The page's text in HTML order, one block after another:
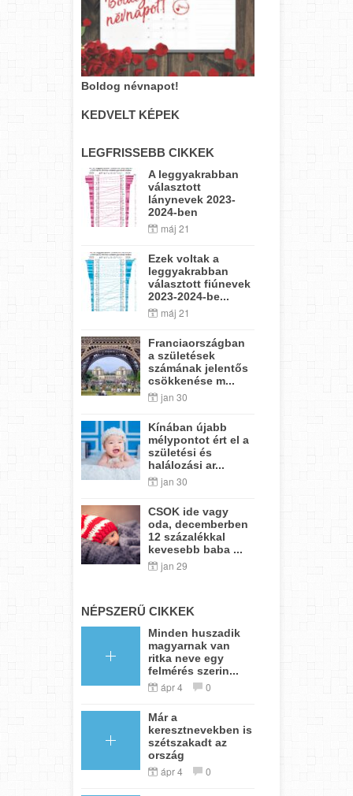
Boldog névnapot!
KEDVELT KÉPEK
LEGFRISSEBB CIKKEK
A leggyakrabban
választott
lánynevek 2023-
2024-ben
máj 21
Ezek voltak a
leggyakrabban
választott fiúnevek
2023-2024-be...
máj 21
Franciaországban
a születések
számának jelentős
csökkenése m...
jan 30
Kínában újabb
mélypontot ért el a
születési és
halálozási ar...
jan 30
CSOK ide vagy
oda, decemberben
12 százalékkal
kevesebb baba ...
jan 29
NÉPSZERŰ CIKKEK
Minden huszadik
magyarnak van
ritka neve egy
felmérés szerin...
ápr 4 0
Már a
keresztnevekben is
szétszakadt az
ország
ápr 4 0